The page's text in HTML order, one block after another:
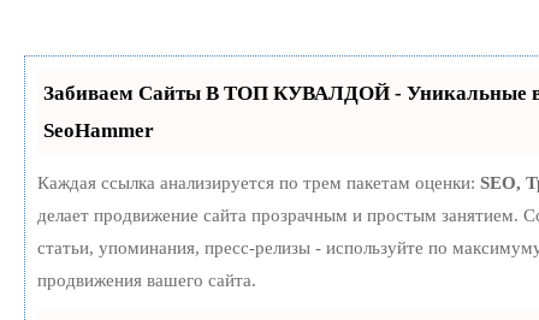
Забиваем Сайты В ТОП КУВАЛДОЙ - Уникальные
SeoHammer
Каждая ссылка анализируется по трем пакетам оценки: SEO,
делает продвижение сайта прозрачным и простым занятием.
статьи, упоминания, пресс-релизы - используйте по
продвижения вашего сайта.